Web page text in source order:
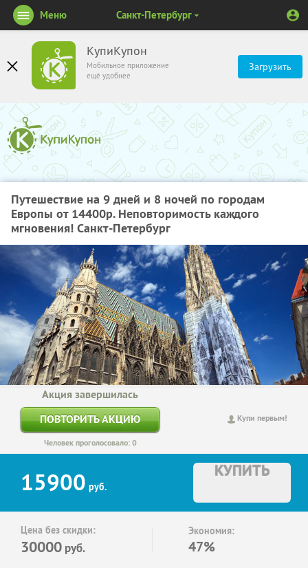
КупиКупон
Мобильное приложение
ещё удобнее
Загрузить
Меню Санкт-Петербург
Путешествие на 9 дней и 8 ночей по городам
Европы от 14400р. Неповторимость каждого
мгновения! Санкт-Петербург
Купи первым!
Акция завершилась
ПОВТОРИТЬ АКЦИЮ
Человек проголосовало: 0
15900 руб.
КУПИТЬ
Цена без скидки:
30000 руб.
Экономия:
47%